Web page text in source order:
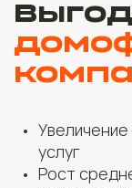
услуг
Рост